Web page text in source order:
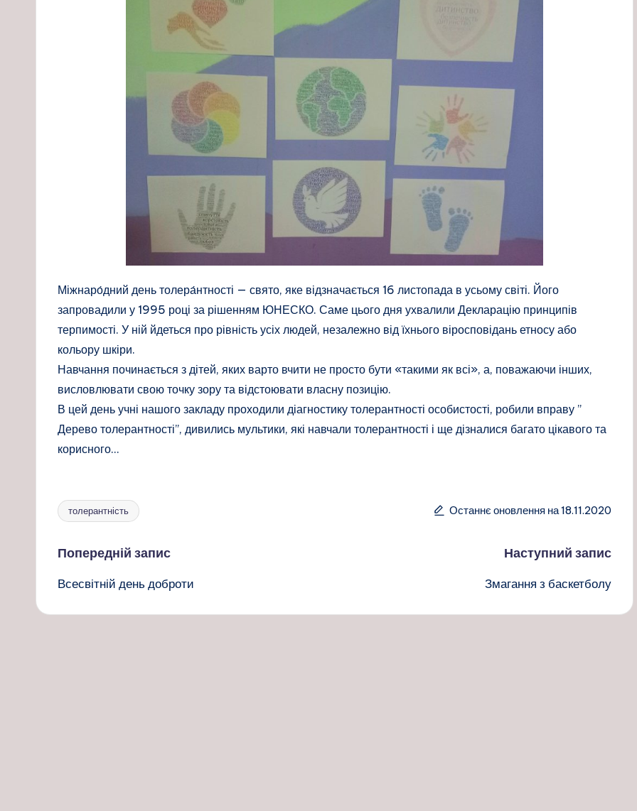
Міжнаро́дний день толера́нтності — свято, яке відзначається 16 листопада в усьому світі. Його
запровадили у 1995 році за рішенням ЮНЕСКО. Саме цього дня ухвалили Декларацію принципів
терпимості. У ній йдеться про рівність усіх людей, незалежно від їхнього віросповідань етносу або
кольору шкіри.
Навчання починається з дітей, яких варто вчити не просто бути «такими як всі», а, поважаючи інших,
висловлювати свою точку зору та відстоювати власну позицію.
В цей день учні нашого закладу проходили діагностику толерантності особистості, робили вправу ”
Дерево толерантності”, дивились мультики, які навчали толерантності і ще дізналися багато цікавого та
корисного…
Позначки:
толерантність Останнє оновлення на 18.11.2020
Навігація
по
Попередній запис
Всесвітній день доброти
Наступний запис
Змагання з баскетболу